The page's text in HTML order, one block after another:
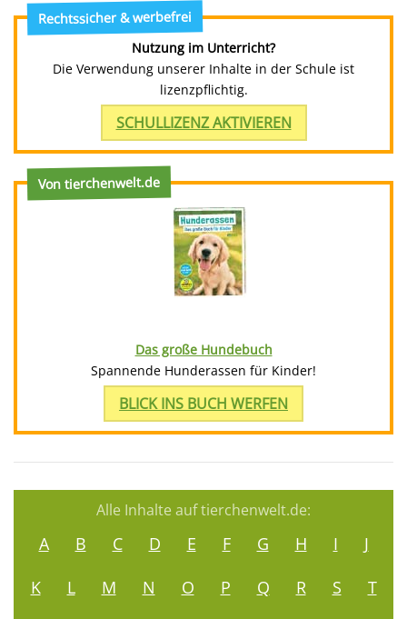
Rechtssicher & werbefrei
Nutzung im Unterricht?
Die Verwendung unserer Inhalte in der Schule ist
lizenzpflichtig.
SCHULLIZENZ AKTIVIEREN
Von tierchenwelt.de
Das große Hundebuch
Spannende Hunderassen für Kinder!
BLICK INS BUCH WERFEN
Alle Inhalte auf tierchenwelt.de:
A B C D E F G H I
J
K
L M N O P Q R S
T